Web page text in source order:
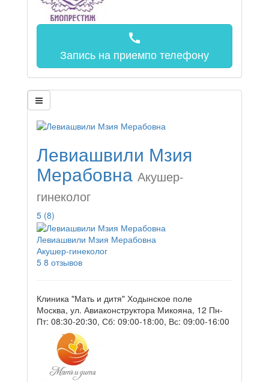
call
Запись на приемпо телефону
Левиашвили Мзия
Мерабовна Акушер-
гинеколог
5 (8)
Левиашвили Мзия Мерабовна
Акушер-гинеколог
5 8 отзывов
Клиника "Мать и дитя" Ходынское поле
Москва, ул. Авиаконструктора Микояна, 12 Пн-
Пт: 08:30-20:30, Сб: 09:00-18:00, Вс: 09:00-16:00